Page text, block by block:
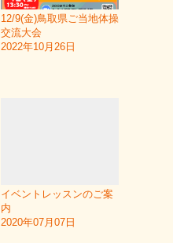
12/9(金)鳥取県ご当地体操
交流大会
2022年10月26日
イベントレッスンのご案
内
2020年07月07日